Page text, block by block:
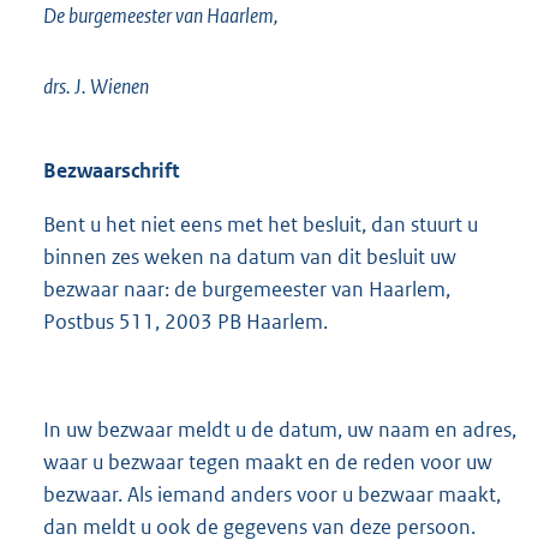
De burgemeester van Haarlem,
drs. J. Wienen
Bezwaarschrift
Bent u het niet eens met het besluit, dan stuurt u
binnen zes weken na datum van dit besluit uw
bezwaar naar: de burgemeester van Haarlem,
Postbus 511, 2003 PB Haarlem.
In uw bezwaar meldt u de datum, uw naam en adres,
waar u bezwaar tegen maakt en de reden voor uw
bezwaar. Als iemand anders voor u bezwaar maakt,
dan meldt u ook de gegevens van deze persoon.